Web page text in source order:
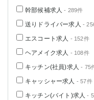
幹部候補求人 - 289件
送りドライバー求人 -
エスコート求人 - 152件
ヘアメイク求人 - 108件
キッチン(社員)求人 - 75
キャッシャー求人 - 57件
キッチン(バイト)求人 -